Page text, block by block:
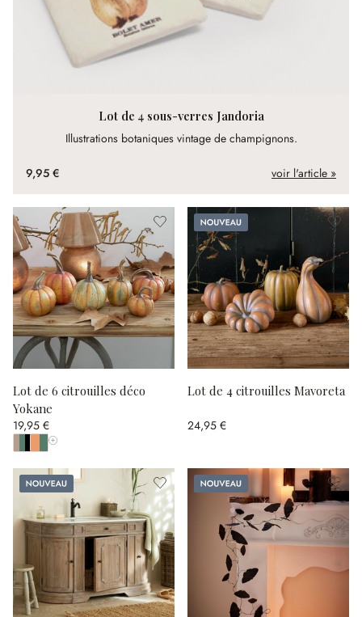
Lot de 4 sous-verres Jandoria
Illustrations botaniques vintage de champignons.
9,95 € voir l'article »
Lot de 6 citrouilles déco
Yokane
19,95 €
Afficher toutes les couleurs
Nouveau
Lot de 4 citrouilles Mavoreta
24,95 €
Nouveau Nouveau